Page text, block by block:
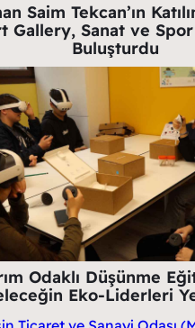
Saim Tekcan’ın
Gallery, Sanat ve Spor
Buluşturdu
Odaklı Düşünme
Eko-Liderleri